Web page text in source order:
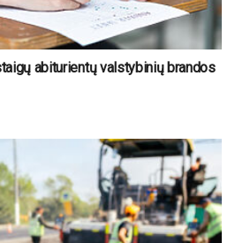
abiturientų valstybinių brandos